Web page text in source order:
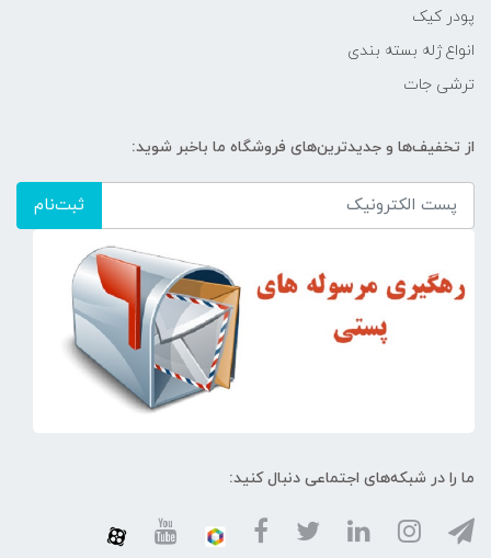
پودر کیک
انواع ژله بسته بندی
ترشی جات
از تخفیف‌ها و جدیدترین‌های فروشگاه ما باخبر شوید:
ثبت‌نام
ما را در شبکه‌های اجتماعی دنبال کنید: